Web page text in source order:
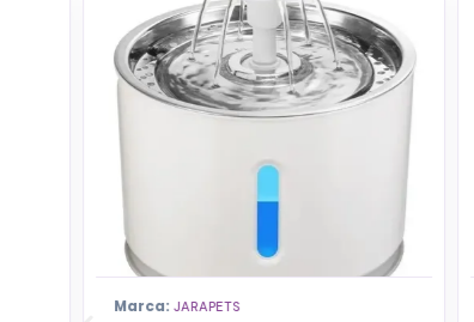
Marca:JARAPETS